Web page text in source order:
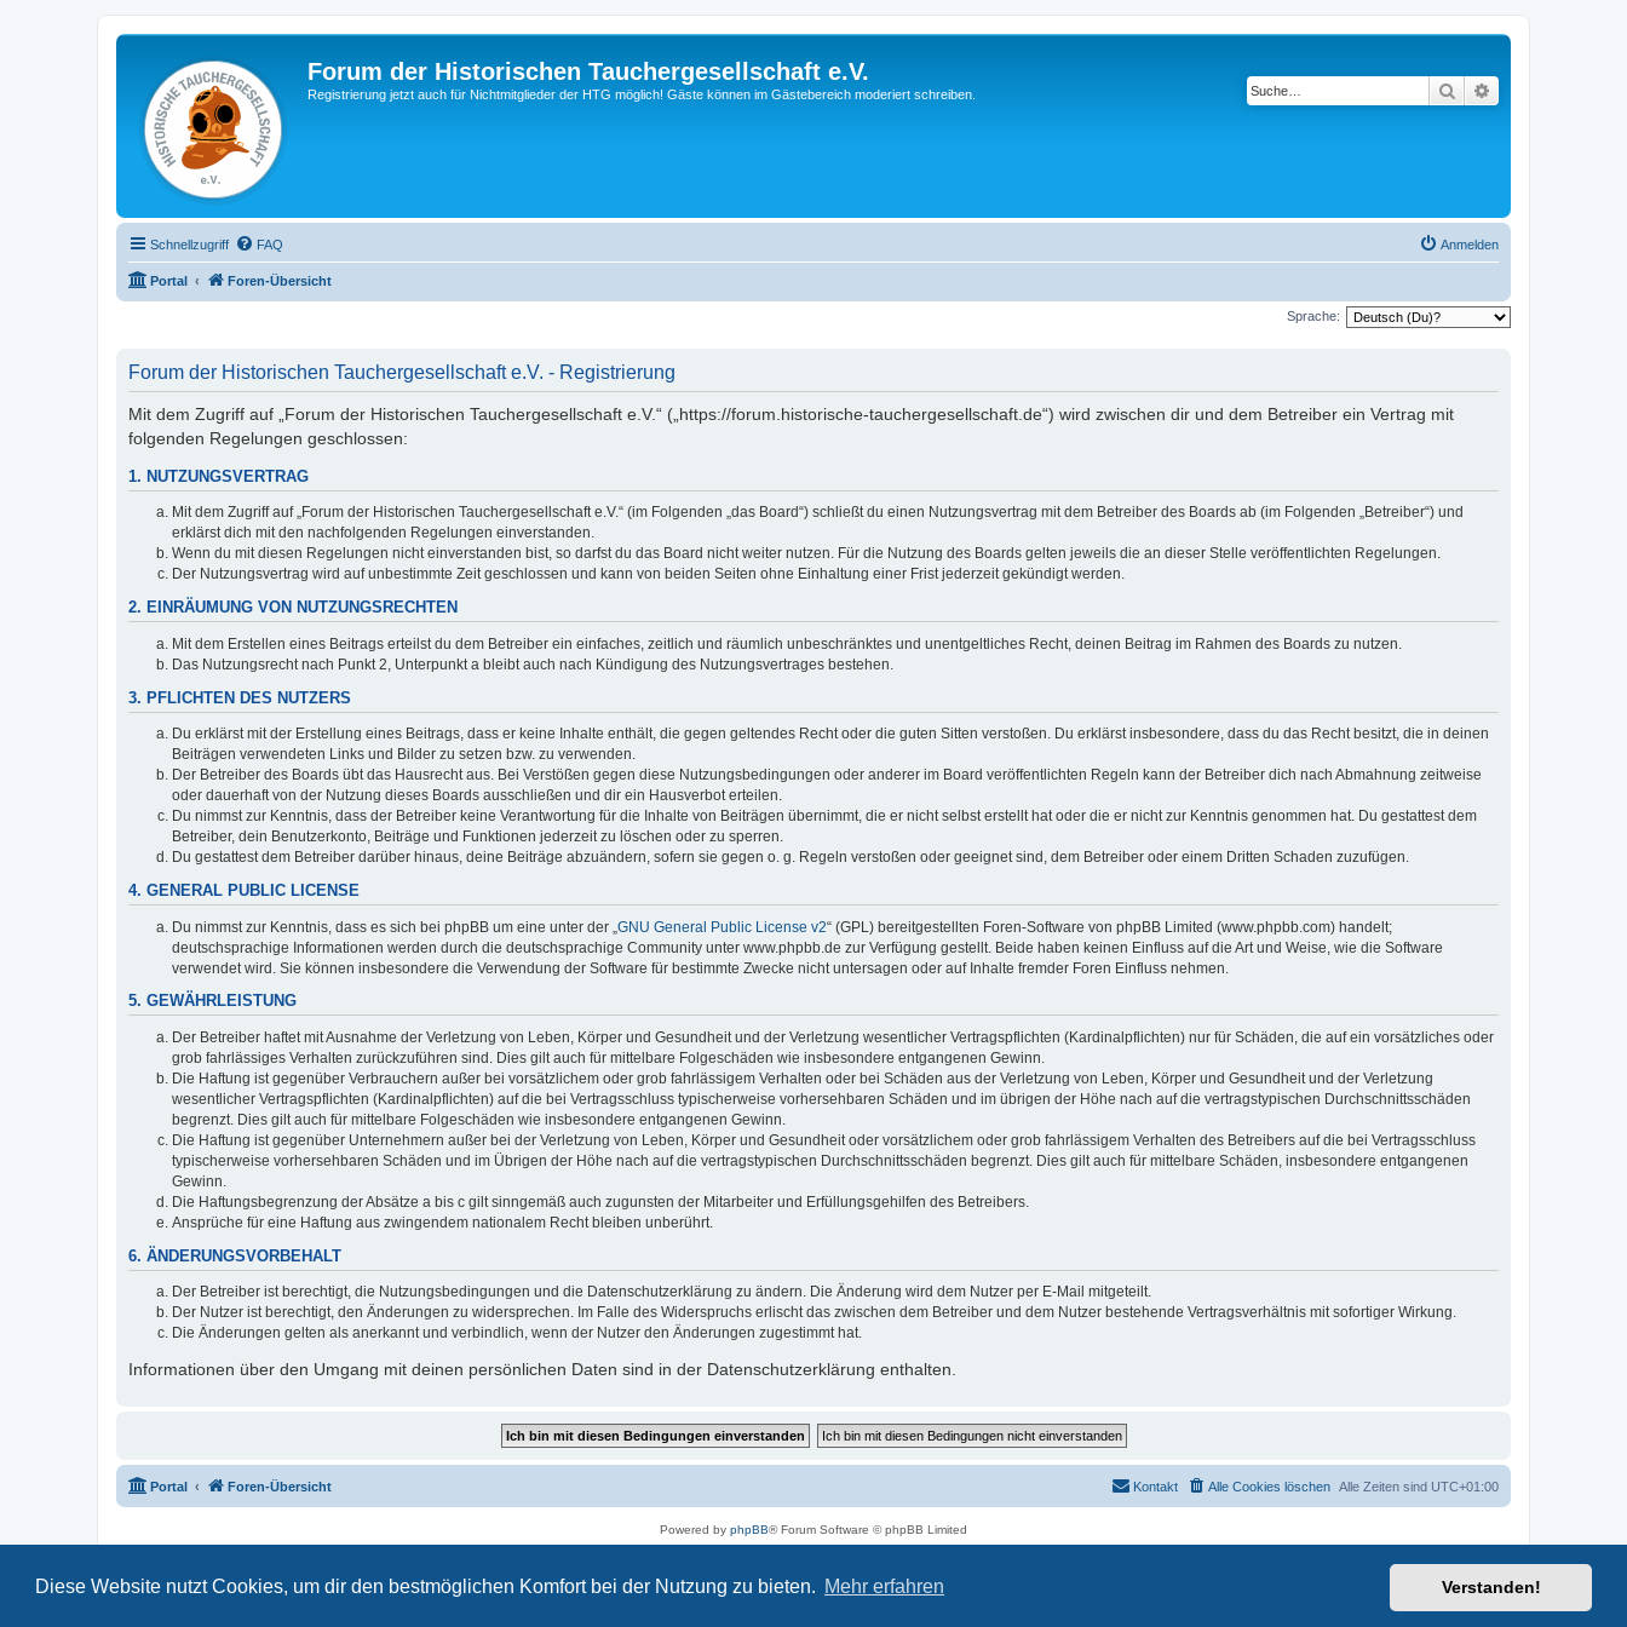
Diese Website nutzt Cookies, um dir den bestmöglichen Komfort bei der Nutzung zu bieten. Mehr erfahren Verstanden!
Forum der Historischen Tauchergesellschaft e.V.
Registrierung jetzt auch für Nichtmitglieder der HTG möglich! Gäste können im Gästebereich moderiert schreiben. Suche
Schnellzugriff FAQ Anmelden
Portal Foren-Übersicht
Sprache:
Forum der Historischen Tauchergesellschaft e.V. - Registrierung
Mit dem Zugriff auf „Forum der Historischen Tauchergesellschaft e.V.“ („https://forum.historische-tauchergesellschaft.de“) wird zwischen dir und dem Betreiber ein Vertrag mit
folgenden Regelungen geschlossen:
1. NUTZUNGSVERTRAG
Mit dem Zugriff auf „Forum der Historischen Tauchergesellschaft e.V.“ (im Folgenden „das Board“) schließt du einen Nutzungsvertrag mit dem Betreiber des Boards ab (im Folgenden „Betreiber“) und
erklärst dich mit den nachfolgenden Regelungen einverstanden.
Wenn du mit diesen Regelungen nicht einverstanden bist, so darfst du das Board nicht weiter nutzen. Für die Nutzung des Boards gelten jeweils die an dieser Stelle veröffentlichten Regelungen.
Der Nutzungsvertrag wird auf unbestimmte Zeit geschlossen und kann von beiden Seiten ohne Einhaltung einer Frist jederzeit gekündigt werden.
2. EINRÄUMUNG VON NUTZUNGSRECHTEN
Mit dem Erstellen eines Beitrags erteilst du dem Betreiber ein einfaches, zeitlich und räumlich unbeschränktes und unentgeltliches Recht, deinen Beitrag im Rahmen des Boards zu nutzen.
Das Nutzungsrecht nach Punkt 2, Unterpunkt a bleibt auch nach Kündigung des Nutzungsvertrages bestehen.
3. PFLICHTEN DES NUTZERS
Du erklärst mit der Erstellung eines Beitrags, dass er keine Inhalte enthält, die gegen geltendes Recht oder die guten Sitten verstoßen. Du erklärst insbesondere, dass du das Recht besitzt, die in deinen
Beiträgen verwendeten Links und Bilder zu setzen bzw. zu verwenden.
Der Betreiber des Boards übt das Hausrecht aus. Bei Verstößen gegen diese Nutzungsbedingungen oder anderer im Board veröffentlichten Regeln kann der Betreiber dich nach Abmahnung zeitweise
oder dauerhaft von der Nutzung dieses Boards ausschließen und dir ein Hausverbot erteilen.
Du nimmst zur Kenntnis, dass der Betreiber keine Verantwortung für die Inhalte von Beiträgen übernimmt, die er nicht selbst erstellt hat oder die er nicht zur Kenntnis genommen hat. Du gestattest dem
Betreiber, dein Benutzerkonto, Beiträge und Funktionen jederzeit zu löschen oder zu sperren.
Du gestattest dem Betreiber darüber hinaus, deine Beiträge abzuändern, sofern sie gegen o. g. Regeln verstoßen oder geeignet sind, dem Betreiber oder einem Dritten Schaden zuzufügen.
4. GENERAL PUBLIC LICENSE
Du nimmst zur Kenntnis, dass es sich bei phpBB um eine unter der „ GNU General Public License v2“ (GPL) bereitgestellten Foren-Software von phpBB Limited (www.phpbb.com) handelt;
deutschsprachige Informationen werden durch die deutschsprachige Community unter www.phpbb.de zur Verfügung gestellt. Beide haben keinen Einfluss auf die Art und Weise, wie die Software
verwendet wird. Sie können insbesondere die Verwendung der Software für bestimmte Zwecke nicht untersagen oder auf Inhalte fremder Foren Einfluss nehmen.
5. GEWÄHRLEISTUNG
Der Betreiber haftet mit Ausnahme der Verletzung von Leben, Körper und Gesundheit und der Verletzung wesentlicher Vertragspflichten (Kardinalpflichten) nur für Schäden, die auf ein vorsätzliches oder
grob fahrlässiges Verhalten zurückzuführen sind. Dies gilt auch für mittelbare Folgeschäden wie insbesondere entgangenen Gewinn.
Die Haftung ist gegenüber Verbrauchern außer bei vorsätzlichem oder grob fahrlässigem Verhalten oder bei Schäden aus der Verletzung von Leben, Körper und Gesundheit und der Verletzung
wesentlicher Vertragspflichten (Kardinalpflichten) auf die bei Vertragsschluss typischerweise vorhersehbaren Schäden und im übrigen der Höhe nach auf die vertragstypischen Durchschnittsschäden
begrenzt. Dies gilt auch für mittelbare Folgeschäden wie insbesondere entgangenen Gewinn.
Die Haftung ist gegenüber Unternehmern außer bei der Verletzung von Leben, Körper und Gesundheit oder vorsätzlichem oder grob fahrlässigem Verhalten des Betreibers auf die bei Vertragsschluss
typischerweise vorhersehbaren Schäden und im Übrigen der Höhe nach auf die vertragstypischen Durchschnittsschäden begrenzt. Dies gilt auch für mittelbare Schäden, insbesondere entgangenen
Gewinn.
Die Haftungsbegrenzung der Absätze a bis c gilt sinngemäß auch zugunsten der Mitarbeiter und Erfüllungsgehilfen des Betreibers.
Ansprüche für eine Haftung aus zwingendem nationalem Recht bleiben unberührt.
6. ÄNDERUNGSVORBEHALT
Der Betreiber ist berechtigt, die Nutzungsbedingungen und die Datenschutzerklärung zu ändern. Die Änderung wird dem Nutzer per E-Mail mitgeteilt.
Der Nutzer ist berechtigt, den Änderungen zu widersprechen. Im Falle des Widerspruchs erlischt das zwischen dem Betreiber und dem Nutzer bestehende Vertragsverhältnis mit sofortiger Wirkung.
Die Änderungen gelten als anerkannt und verbindlich, wenn der Nutzer den Änderungen zugestimmt hat.
Informationen über den Umgang mit deinen persönlichen Daten sind in der Datenschutzerklärung enthalten.
Portal Foren-Übersicht Alle Zeiten sind UTC+01:00
Alle Cookies löschen
Kontakt
Powered by phpBB® Forum Software © phpBB Limited